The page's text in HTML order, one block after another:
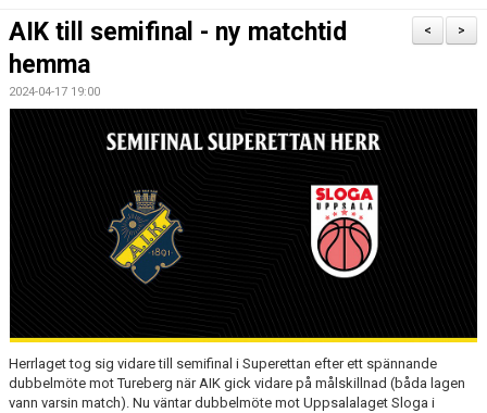
DOKUMENT
PARTNERS
KÖP BILJETTER
SHOP
>
<
AIK till semifinal - ny matchtid
hemma
2024-04-17 19:00
Herrlaget tog sig vidare till semifinal i Superettan efter ett spännande
dubbelmöte mot Tureberg när AIK gick vidare på målskillnad (båda lagen
vann varsin match). Nu väntar dubbelmöte mot Uppsalalaget Sloga i